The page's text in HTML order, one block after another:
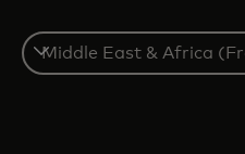
Select
a
country